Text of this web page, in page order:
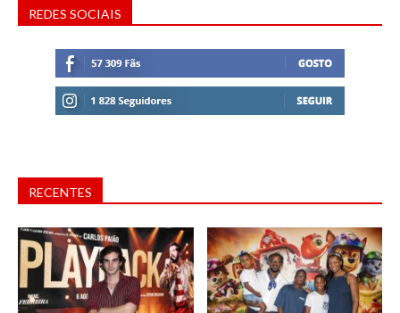
REDES SOCIAIS
RECENTES